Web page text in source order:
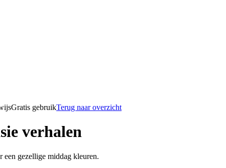
Gratis gebruikTerug naar overzicht
verhalen
een gezellige middag kleuren.